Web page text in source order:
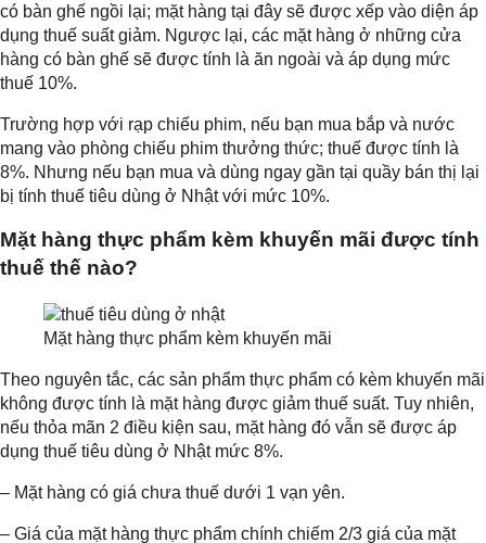
có bàn ghế ngồi lại; mặt hàng tại đây sẽ được xếp vào diện áp
dụng thuế suất giảm. Ngược lại, các mặt hàng ở những cửa
hàng có bàn ghế sẽ được tính là ăn ngoài và áp dụng mức
thuế 10%.
Trường hợp với rạp chiếu phim, nếu bạn mua bắp và nước
mang vào phòng chiếu phim thưởng thức; thuế được tính là
8%. Nhưng nếu bạn mua và dùng ngay gần tại quầy bán thị lại
bị tính thuế tiêu dùng ở Nhật với mức 10%.
Mặt hàng thực phẩm kèm khuyến mãi được tính
thuế thế nào?
Mặt hàng thực phẩm kèm khuyến mãi
Theo nguyên tắc, các sản phẩm thực phẩm có kèm khuyến mãi
không được tính là mặt hàng được giảm thuế suất. Tuy nhiên,
nếu thỏa mãn 2 điều kiện sau, mặt hàng đó vẫn sẽ được áp
dụng thuế tiêu dùng ở Nhật mức 8%.
– Mặt hàng có giá chưa thuế dưới 1 vạn yên.
– Giá của mặt hàng thực phẩm chính chiếm 2/3 giá của mặt